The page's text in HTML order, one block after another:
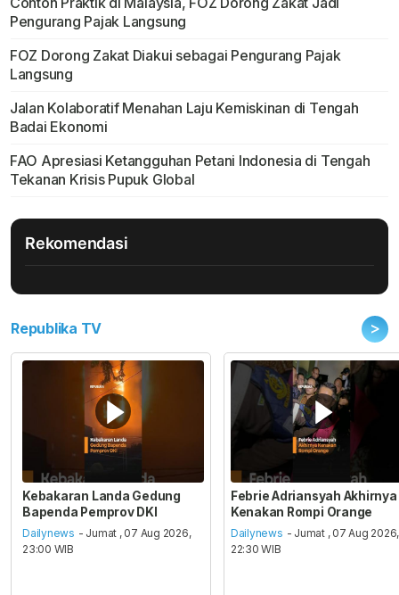
Pengurang Pajak Langsung
FOZ Dorong Zakat Diakui sebagai Pengurang Pajak
Langsung
Jalan Kolaboratif Menahan Laju Kemiskinan di Tengah
Badai Ekonomi
FAO Apresiasi Ketangguhan Petani Indonesia di Tengah
Tekanan Krisis Pupuk Global
Rekomendasi
Republika TV >
Kebakaran Landa Gedung
Bapenda Pemprov DKI
Dailynews - Jumat , 07 Aug 2026,
23:00 WIB
Febrie Adriansyah Akhirnya
Kenakan Rompi Orange
Dailynews - Jumat , 07 Aug 2026,
22:30 WIB